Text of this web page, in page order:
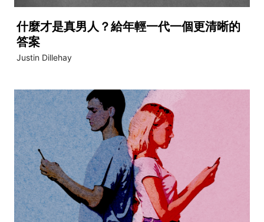
什麼才是真男人？給年輕一代一個更清晰的
答案
Justin Dillehay